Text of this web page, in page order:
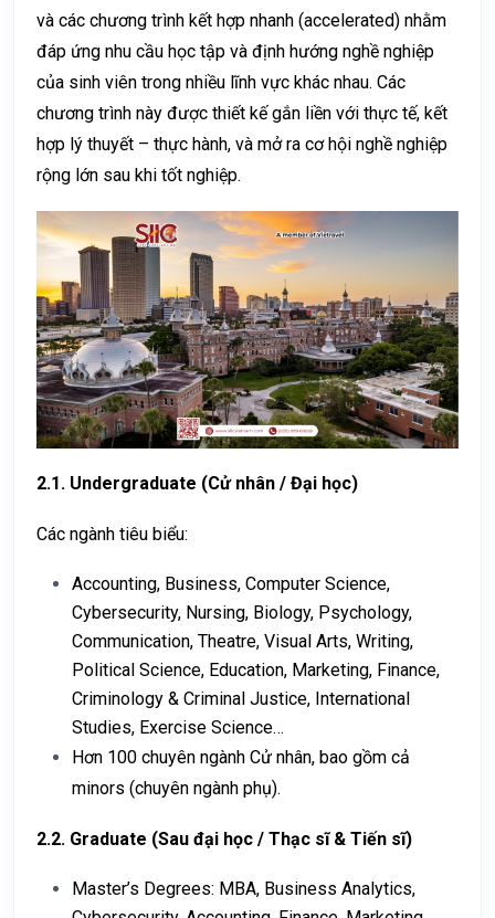
và các chương trình kết hợp nhanh (accelerated) nhằm
đáp ứng nhu cầu học tập và định hướng nghề nghiệp
của sinh viên trong nhiều lĩnh vực khác nhau. Các
chương trình này được thiết kế gắn liền với thực tế, kết
hợp lý thuyết – thực hành, và mở ra cơ hội nghề nghiệp
rộng lớn sau khi tốt nghiệp.
2.1. Undergraduate (Cử nhân / Đại học)
Các ngành tiêu biểu:
Accounting, Business, Computer Science,
Cybersecurity, Nursing, Biology, Psychology,
Communication, Theatre, Visual Arts, Writing,
Political Science, Education, Marketing, Finance,
Criminology & Criminal Justice, International
Studies, Exercise Science…
Hơn 100 chuyên ngành Cử nhân, bao gồm cả
minors (chuyên ngành phụ).
2.2. Graduate (Sau đại học / Thạc sĩ & Tiến sĩ)
Master’s Degrees: MBA, Business Analytics,